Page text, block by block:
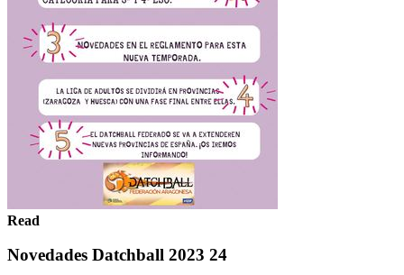
Read
Novedades Datchball 2023 24